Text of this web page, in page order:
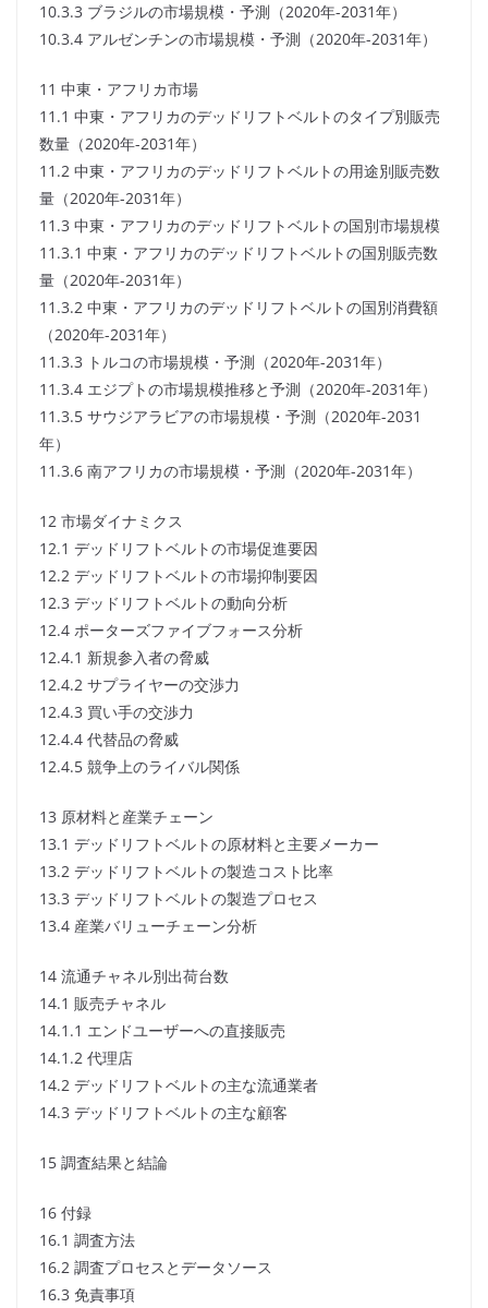
10.3.3 ブラジルの市場規模・予測（2020年-2031年）
10.3.4 アルゼンチンの市場規模・予測（2020年-2031年）
11 中東・アフリカ市場
11.1 中東・アフリカのデッドリフトベルトのタイプ別販売
数量（2020年-2031年）
11.2 中東・アフリカのデッドリフトベルトの用途別販売数
量（2020年-2031年）
11.3 中東・アフリカのデッドリフトベルトの国別市場規模
11.3.1 中東・アフリカのデッドリフトベルトの国別販売数
量（2020年-2031年）
11.3.2 中東・アフリカのデッドリフトベルトの国別消費額
（2020年-2031年）
11.3.3 トルコの市場規模・予測（2020年-2031年）
11.3.4 エジプトの市場規模推移と予測（2020年-2031年）
11.3.5 サウジアラビアの市場規模・予測（2020年-2031
年）
11.3.6 南アフリカの市場規模・予測（2020年-2031年）
12 市場ダイナミクス
12.1 デッドリフトベルトの市場促進要因
12.2 デッドリフトベルトの市場抑制要因
12.3 デッドリフトベルトの動向分析
12.4 ポーターズファイブフォース分析
12.4.1 新規参入者の脅威
12.4.2 サプライヤーの交渉力
12.4.3 買い手の交渉力
12.4.4 代替品の脅威
12.4.5 競争上のライバル関係
13 原材料と産業チェーン
13.1 デッドリフトベルトの原材料と主要メーカー
13.2 デッドリフトベルトの製造コスト比率
13.3 デッドリフトベルトの製造プロセス
13.4 産業バリューチェーン分析
14 流通チャネル別出荷台数
14.1 販売チャネル
14.1.1 エンドユーザーへの直接販売
14.1.2 代理店
14.2 デッドリフトベルトの主な流通業者
14.3 デッドリフトベルトの主な顧客
15 調査結果と結論
16 付録
16.1 調査方法
16.2 調査プロセスとデータソース
16.3 免責事項